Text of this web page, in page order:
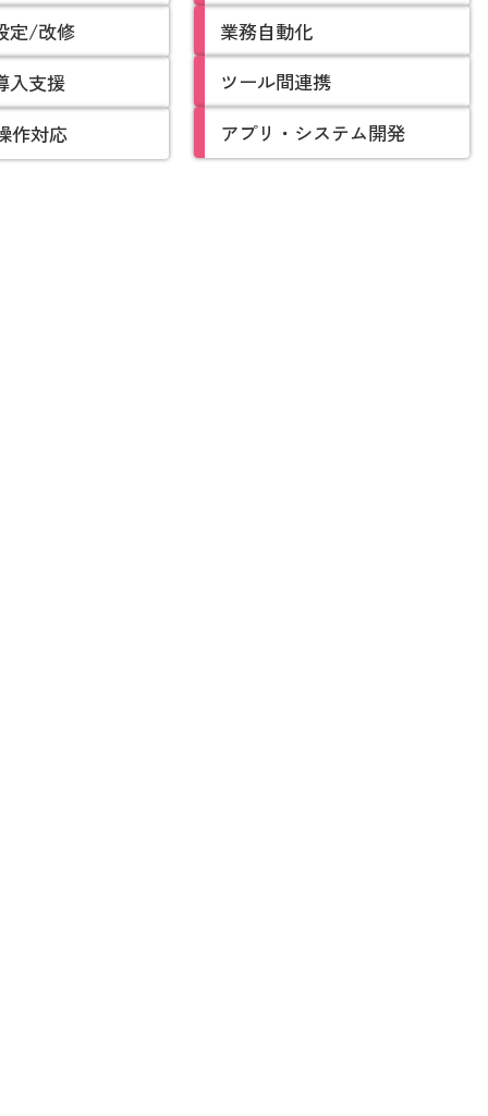
定/改修
入支援
作対応
業務自動化
ツール間連携
アプリ・システム開発